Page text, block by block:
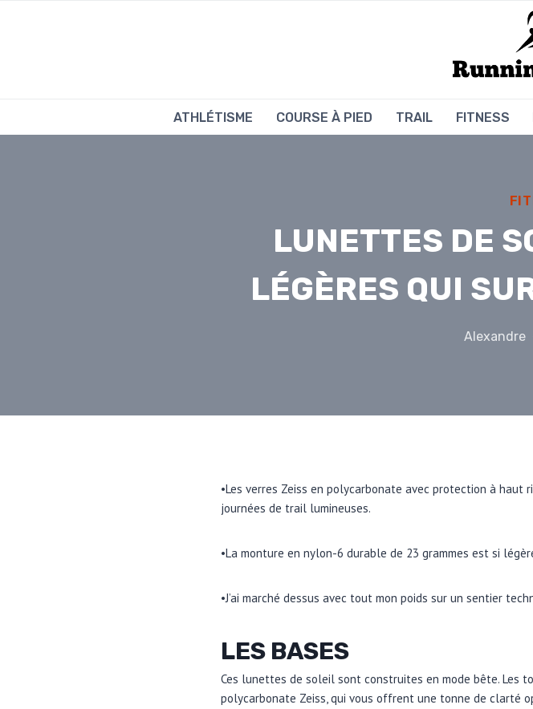
ATHLÉTISME COURSE À PIED TRAIL FITNESS
LUNETTES DE
LÉGÈRES QUI
Alexandre
•Les verres Zeiss en polycarbonate avec protection à
journées de trail lumineuses.
•La monture en nylon-6 durable de 23 grammes est si
•J’ai marché dessus avec tout mon poids sur un sentier
LES BASES
Ces lunettes de soleil sont construites en mode bête.
polycarbonate Zeiss, qui vous offrent une tonne de clarté